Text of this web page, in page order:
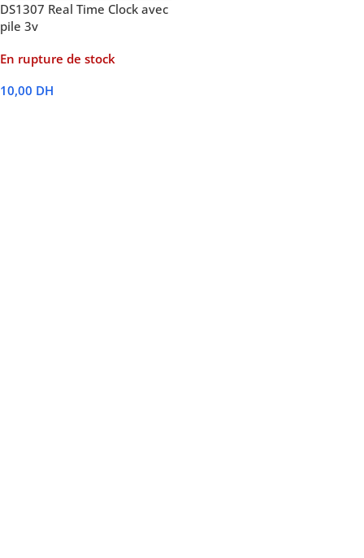
DS1307 Real Time Clock avec
pile 3v
En rupture de stock
10,00 DH